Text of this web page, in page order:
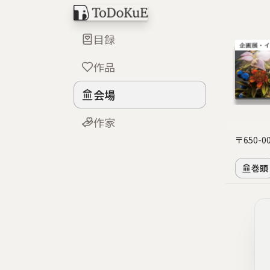
目録
作品
会場
作家
〒650-
巻頭